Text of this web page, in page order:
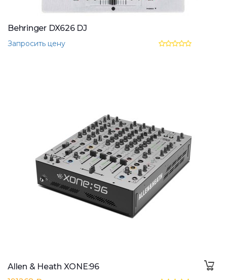
Behringer DX626 DJ
Запросить цену
Allen & Heath XONE:96